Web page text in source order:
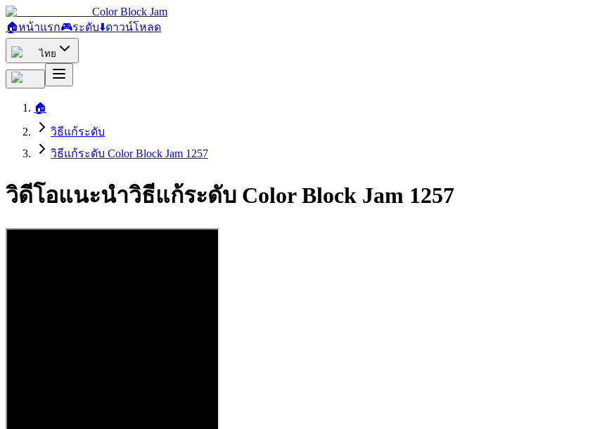
Color Block Jam
🏠หน้าแรก🎮ระดับ⬇️ดาวน์โหลด
ไทย
🏠
วิธีแก้ระดับ
วิธีแก้ระดับ Color Block Jam 1257
วิดีโอแนะนำวิธีแก้ระดับ Color Block Jam 1257